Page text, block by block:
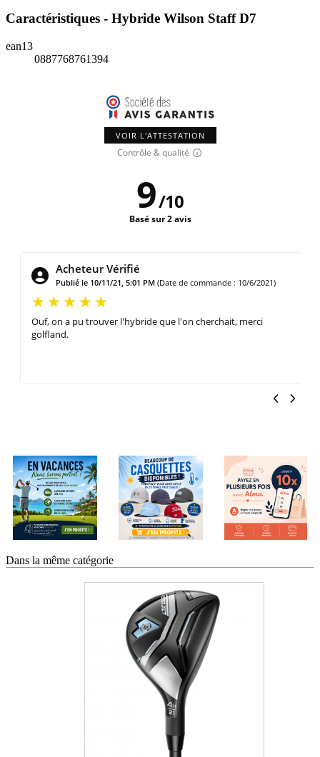
Caractéristiques - Hybride Wilson Staff D7
ean13
0887768761394
VOIR L'ATTESTATION
Contrôle & qualité
9/10
Basé sur 2 avis
Acheteur Vérifié
Publié le 1/28/21, 6:35 PM (Date de commande : 1/20/2021)
Très bon hybride, facile à jouer. Légèrement configuré en
"draw" d'après le profil de la face à mon avis et après essai.
Dans la même catégorie